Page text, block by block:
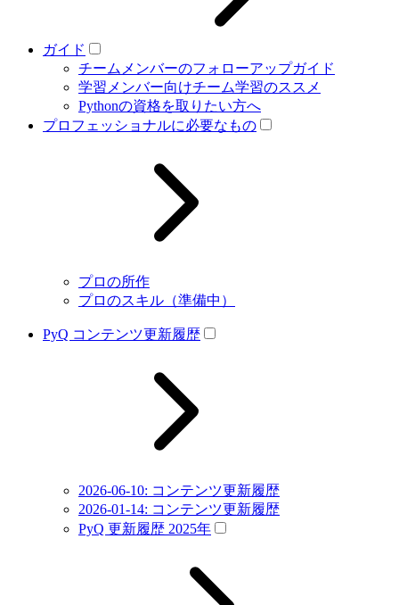
ガイド
チームメンバーのフォローアップガイド
学習メンバー向けチーム学習のススメ
Pythonの資格を取りたい方へ
プロフェッショナルに必要なもの
プロの所作
プロのスキル（準備中）
PyQ コンテンツ更新履歴
2026-06-10: コンテンツ更新履歴
2026-01-14: コンテンツ更新履歴
PyQ 更新履歴 2025年